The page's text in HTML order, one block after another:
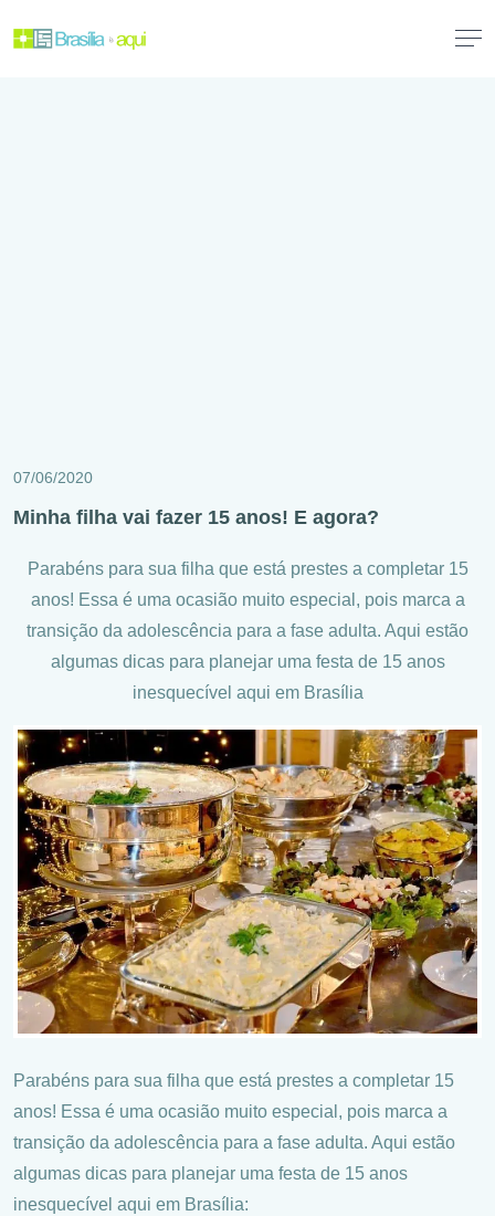
07/06/2020
Minha filha vai fazer 15 anos! E agora?
Parabéns para sua filha que está prestes a completar 15
anos! Essa é uma ocasião muito especial, pois marca a
transição da adolescência para a fase adulta. Aqui estão
algumas dicas para planejar uma festa de 15 anos
inesquecível aqui em Brasília
Parabéns para sua filha que está prestes a completar 15
anos! Essa é uma ocasião muito especial, pois marca a
transição da adolescência para a fase adulta. Aqui estão
algumas dicas para planejar uma festa de 15 anos
inesquecível aqui em Brasília: